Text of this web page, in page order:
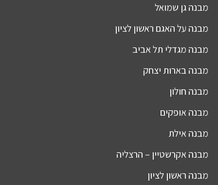
מבנהגן שמואל
מבנה על האגם ראשון לציון
מבנה מגדלי תל אביב
מבנהבארות יצחק
מבנה חולון
מבנהאופקים
מבנהאילת
מבנהאקרשטיין – הרצליה
מבנה ראשון לציון